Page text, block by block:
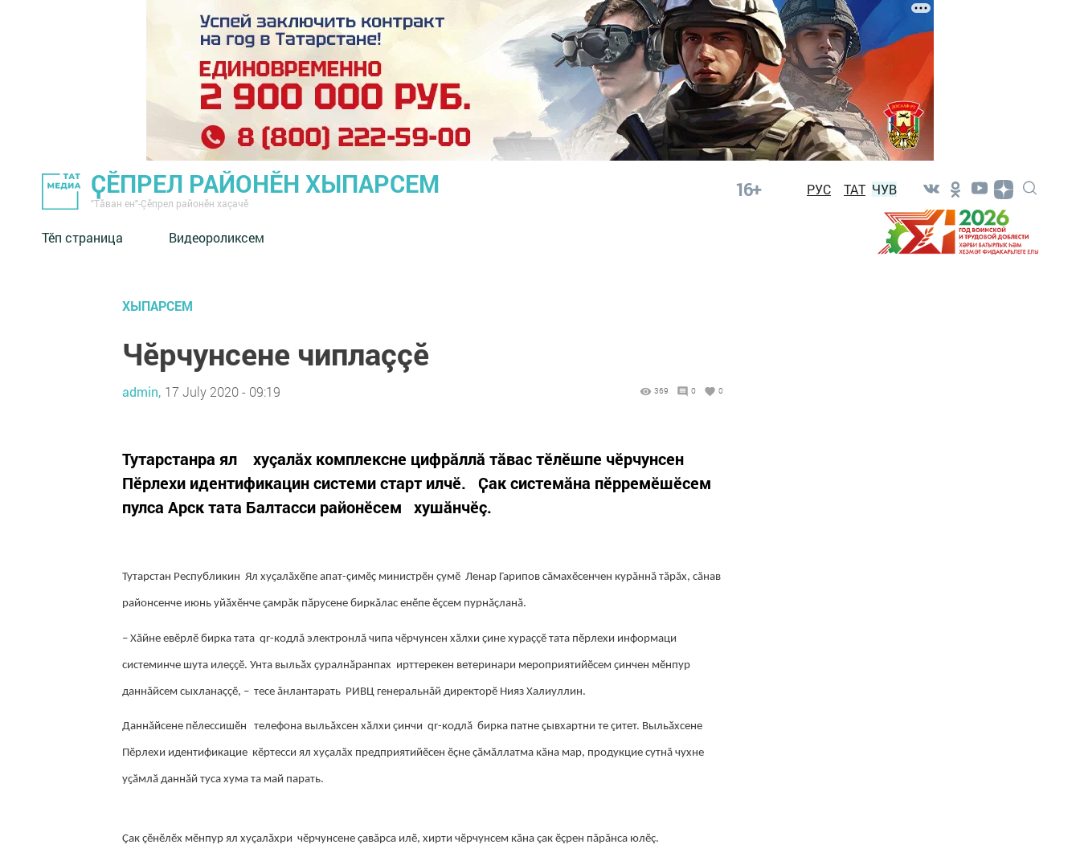
ҪӖПРЕЛ РАЙОНӖН ХЫПАРСЕМ
"Тӑван ен"-Çĕпрел районĕн хаçачӗ
16+ РУС ТАТ ЧУВ
Тӗп страница Видеороликсем
ХЫПАРСЕМ
Чӗрчунсене чиплаççӗ
admin, 17 July 2020 - 09:19 369 0 0
Тутарстанра ял хуçалăх комплексне цифрăллă тăвас тӗлӗшпе чӗрчунсен
Пӗрлехи идентификацин системи старт илчӗ. Ҫак системӑна пӗрремӗшӗсем
пулса Арск тата Балтасси районӗсем хушӑнчӗç.
Тутарстан Республикин Ял хуҫалӑхӗпе апат-ҫимӗҫ министрӗн çумӗ Ленар Гарипов сăмахӗсенчен курăннă тăрăх, сăнав
районсенче июнь уйӑхӗнче çамрăк пӑрусене биркăлас енӗпе ӗҫсем пурнăçланă.
– Хăйне евӗрлӗ бирка тата qr-кодлă электронлă чипа чӗрчунсен хӑлхи ҫине хураççӗ тата пӗрлехи информаци
системинче шута илеҫҫӗ. Унта выльӑх ҫуралнӑранпах ирттерекен ветеринари мероприятийӗсем ҫинчен мӗнпур
даннăйсем сыхланаççӗ, – тесе ăнлантарать РИВЦ генеральнăй директорӗ Нияз Халиуллин.
Даннăйсене пӗлессишӗн телефона выльăхсен хăлхи çинчи qr-кодлă бирка патне çывхартни те çитет. Выльӑхсене
Пӗрлехи идентификацие кӗртесси ял хуҫалӑх предприятийӗсен ӗҫне ҫӑмӑллатма кӑна мар, продукцие сутнă чухне
уҫӑмлӑ даннăй туса хума та май парать.
Ҫак ҫӗнӗлӗх мӗнпур ял хуҫалӑхри чӗрчунсене çавăрса илӗ, хирти чӗрчунсем кăна çак ӗçрен пăрăнса юлӗç.